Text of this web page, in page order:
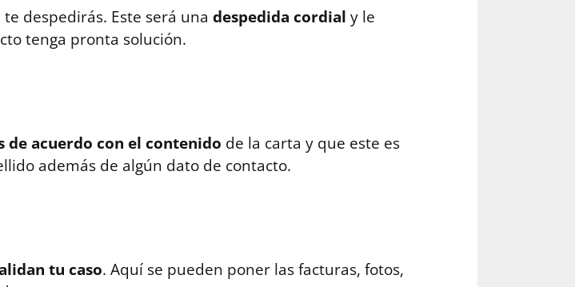
despedirás. Este será una despedida cordial y le
tenga pronta solución.
de acuerdo con el contenido de la carta y que este es
además de algún dato de contacto.
tu caso. Aquí se pueden poner las facturas, fotos,